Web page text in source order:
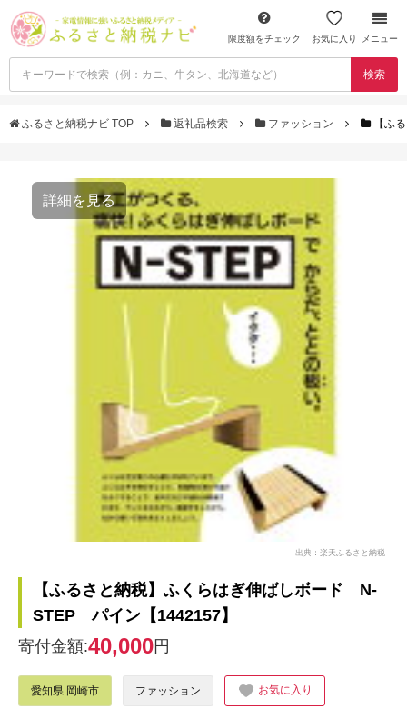
限度額をチェック お気に入り メニュー
検索
ふるさと納税ナビ TOP 返礼品検索 ファッション 【ふ
詳細を見る
出典：楽天ふるさと納税
【ふるさと納税】ふくらはぎ伸ばしボード N-
STEP パイン【1442157】
寄付金額:40,000円
愛知県 岡崎市 ファッション お気に入り